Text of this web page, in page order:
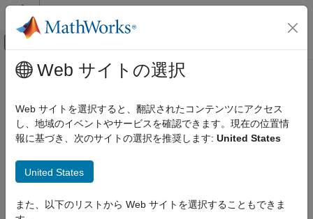
コンテンツへスキップ
オフキャンバス ナビゲーション メ
ドキュメンテーションのホーム
メインコンテンツ
Web サイトの選択
Web サイトを選択すると、翻訳されたコンテンツにアクセス
し、地域のイベントやサービスを確認できます。現在の位置情
報に基づき、次のサイトの選択を推奨します: United States
United States
また、以下のリストから Web サイトを選択することもできま